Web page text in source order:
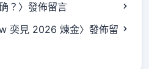
？ 〉發佈留言
奕見 2026 煉金〉發佈留